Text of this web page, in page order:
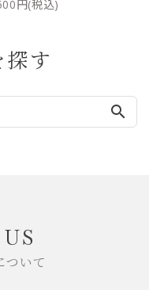
円(税込)
す
search
ついて